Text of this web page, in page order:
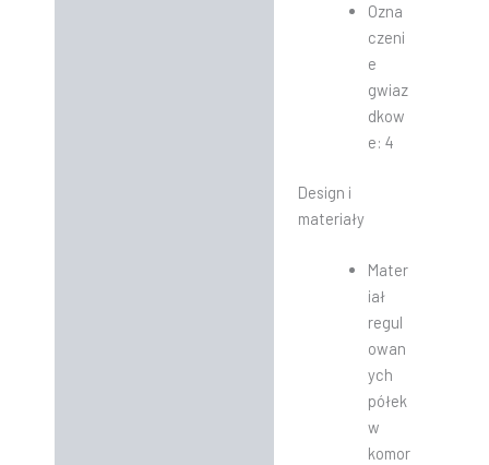
Ozna
czeni
e
gwiaz
dkow
e: 4
Design i
materiały
Mater
iał
regul
owan
ych
półek
w
komor